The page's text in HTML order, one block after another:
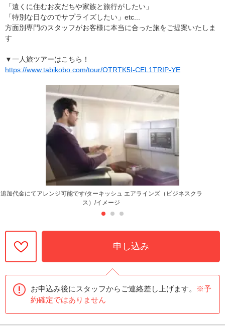
「遠くに住むお友だちや家族と旅行がしたい」
「特別な日なのでサプライズしたい」etc...
方面別専門のスタッフがお客様に本当に合った旅をご提案いたしま
す
▼一人旅ツアーはこちら！
https://www.tabikobo.com/tour/OTRTK5I-CEL1TRIP-YE
追加代金にてアレンジ可能です/ターキッシュ エアラインズ（ビジネスクラ
ス）/イメージ
申し込み
お申込み後にスタッフからご連絡差し上げます。
※予
約確定ではありません